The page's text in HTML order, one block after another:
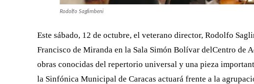
Rodolfo Saglimbeni
Este sábado, 12 de octubre, el veterano director, Rodolfo
Francisco de Miranda en la Sala Simón Bolívar delCentro de
obras conocidas del repertorio universal y una pieza
la Sinfónica Municipal de Caracas actuará frente a la